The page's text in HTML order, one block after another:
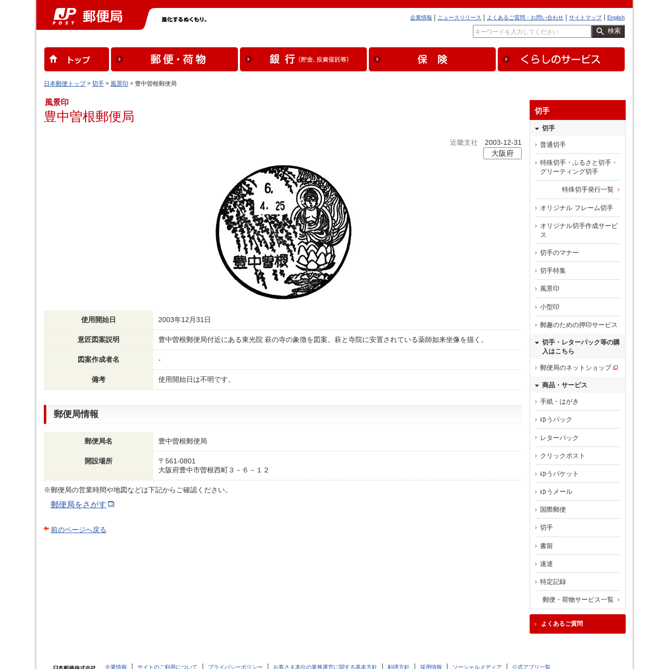
English
サイトマップ
よくあるご質問・お問い合わせ
ニュースリリース
企業情報
検索
日本郵便トップ> 切手 > 風景印 > 豊中曽根郵便局
風景印
豊中曽根郵便局
近畿支社 2003-12-31
大阪府
使用開始日 2003年12月31日
意匠図案説明 豊中曽根郵便局付近にある東光院 萩の寺の象徴を図案。萩と寺院に安置されている薬師如来坐像を描く。
図案作成者名 -
備考 使用開始日は不明です。
郵便局情報
郵便局名 豊中曽根郵便局
開設場所
〒561-0801
大阪府豊中市曽根西町３－６－１２
※郵便局の営業時間や地図などは下記からご確認ください。
郵便局をさがす
前のページへ戻る
切手
切手
普通切手
特殊切手・ふるさと切手・
グリーティング切手
特殊切手発行一覧
オリジナル フレーム切手
オリジナル切手作成サービ
ス
切手のマナー
切手特集
風景印
小型印
郵趣のための押印サービス
切手・レターパック等の購
入はこちら
郵便局のネットショップ
商品・サービス
手紙・はがき
ゆうパック
レターパック
クリックポスト
ゆうパケット
ゆうメール
国際郵便
切手
書留
速達
特定記録
郵便・荷物サービス一覧
よくあるご質問
企業情報 サイトのご利用について プライバシーポリシー お客さま本位の業務運営に関する基本方針 勧誘方針 採用情報 ソーシャルメディア 公式アプリ一覧